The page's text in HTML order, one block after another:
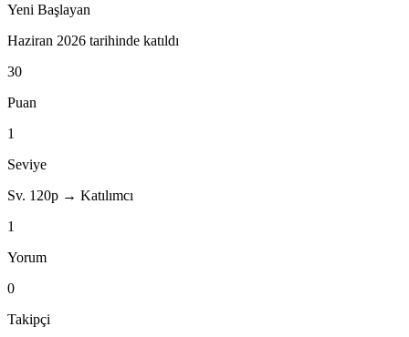
Yeni Başlayan
Haziran 2026 tarihinde katıldı
30
Puan
1
Seviye
Sv. 1 20p → Katılımcı
1
Yorum
0
Takipçi